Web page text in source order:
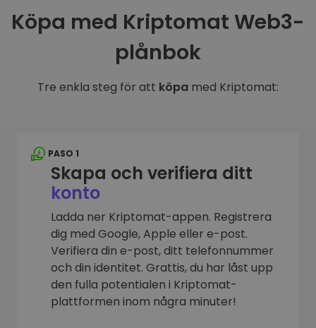
Köpa med Kriptomat Web3-
plånbok
Tre enkla steg för att köpa med Kriptomat:
PASO 1
Skapa och verifiera ditt
konto
Ladda ner Kriptomat-appen. Registrera
dig med Google, Apple eller e-post.
Verifiera din e-post, ditt telefonnummer
och din identitet. Grattis, du har låst upp
den fulla potentialen i Kriptomat-
plattformen inom några minuter!